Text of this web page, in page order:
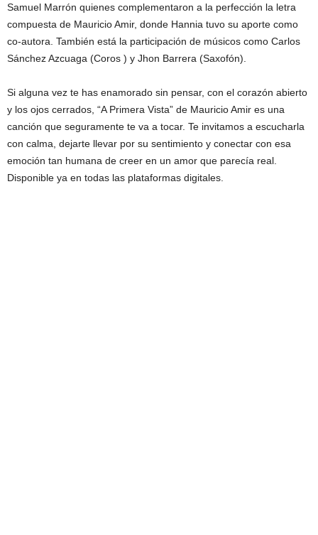
Samuel Marrón quienes complementaron a la perfección la letra
compuesta de Mauricio Amir, donde Hannia tuvo su aporte como
co-autora. También está la participación de músicos como Carlos
Sánchez Azcuaga (Coros ) y Jhon Barrera (Saxofón).
Si alguna vez te has enamorado sin pensar, con el corazón abierto
y los ojos cerrados, “A Primera Vista” de Mauricio Amir es una
canción que seguramente te va a tocar. Te invitamos a escucharla
con calma, dejarte llevar por su sentimiento y conectar con esa
emoción tan humana de creer en un amor que parecía real.
Disponible ya en todas las plataformas digitales.